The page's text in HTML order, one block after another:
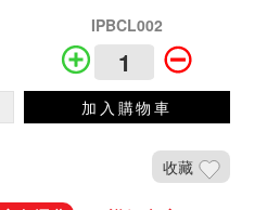
IPBCL002
加入購物車
收藏